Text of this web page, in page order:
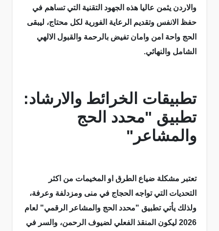
والاردن يثمن عاليا هذه الجهود التقنية التي تساهم في
حفظ الانفس وتقديم الرعاية الفورية لكل محتاج، ليبقى
الحج واحة امن وامان تفيض بالرحمة والقبول الالهي
الشامل والنهائي.
تطبيقات الخرائط والارشاد:
تطبيق "محدد الحج
والمشاعر"
تعتبر مشكلة ضياع الطرق او المخيمات من اكثر
التحديات التي تواجه الحجاج في منى ومزدلفة وعرفة،
ولذلك يأتي تطبيق "محدد الحج والمشاعر الرقمي" لعام
2026 ليكون المنقذ الفعلي لضيوف الرحمن، والسر في